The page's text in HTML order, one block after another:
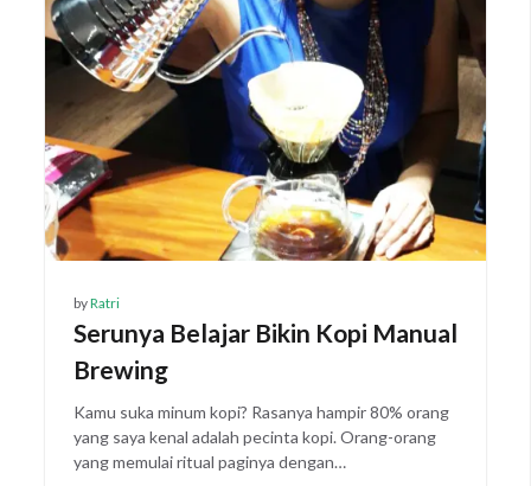
byRatri
Serunya Belajar Bikin Kopi Manual
Brewing
Kamu suka minum kopi? Rasanya hampir 80% orang
yang saya kenal adalah pecinta kopi. Orang-orang
yang memulai ritual paginya dengan…